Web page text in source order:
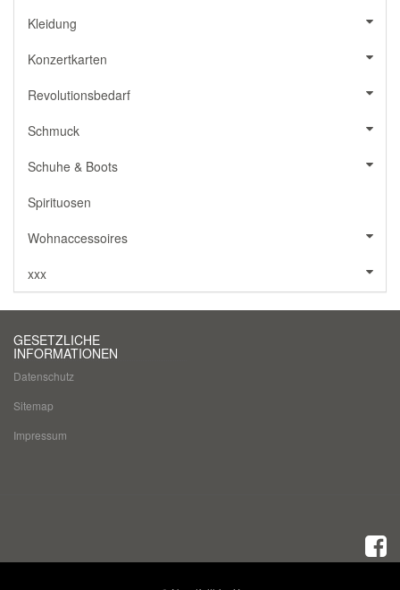
Kleidung
Konzertkarten
Revolutionsbedarf
Schmuck
Schuhe & Boots
Spirituosen
Wohnaccessoires
xxx
GESETZLICHE
INFORMATIONEN
Datenschutz
Sitemap
Impressum